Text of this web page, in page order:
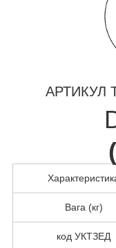
АРТИКУЛ
(
Вага (кг)
код УКТЗЕД